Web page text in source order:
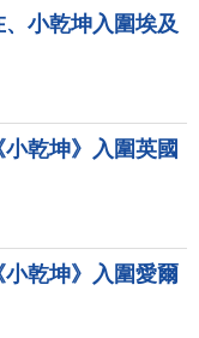
小乾坤入圍埃及
乾坤》入圍英國
乾坤》入圍愛爾